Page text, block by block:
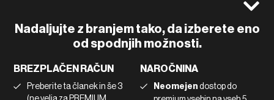
Nadaljujte z branjem tako, da izberete eno
od spodnjih možnosti.
BREZPLAČEN RAČUN
Preberite ta članek in še 3
NAROČNINA
Neomejendostop do
Piškotki
Marketing
Uporaba umetne inteligence
Instagram
Linkedin
Tiktok